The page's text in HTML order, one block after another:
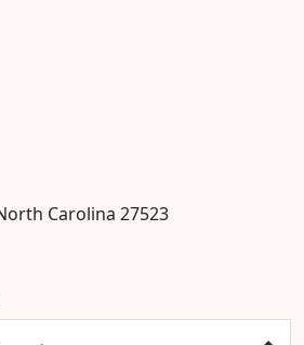
Carolina 27523